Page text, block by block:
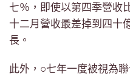
七％，即使以第四季營收
十二月營收最差掉到四十
長。
此外，○七年一度被視為